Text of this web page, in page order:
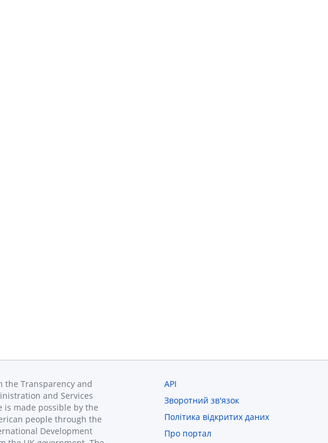
the Transparency and
and Services
is made possible by the
people through the
Development
API
Зворотний зв'язок
Політика відкритих даних
Про портал